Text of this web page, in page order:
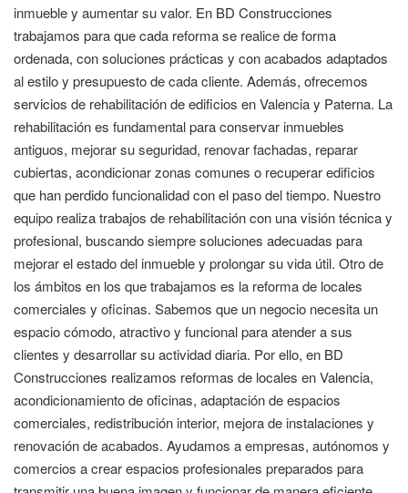
inmueble y aumentar su valor. En BD Construcciones
trabajamos para que cada reforma se realice de forma
ordenada, con soluciones prácticas y con acabados adaptados
al estilo y presupuesto de cada cliente. Además, ofrecemos
servicios de rehabilitación de edificios en Valencia y Paterna. La
rehabilitación es fundamental para conservar inmuebles
antiguos, mejorar su seguridad, renovar fachadas, reparar
cubiertas, acondicionar zonas comunes o recuperar edificios
que han perdido funcionalidad con el paso del tiempo. Nuestro
equipo realiza trabajos de rehabilitación con una visión técnica y
profesional, buscando siempre soluciones adecuadas para
mejorar el estado del inmueble y prolongar su vida útil. Otro de
los ámbitos en los que trabajamos es la reforma de locales
comerciales y oficinas. Sabemos que un negocio necesita un
espacio cómodo, atractivo y funcional para atender a sus
clientes y desarrollar su actividad diaria. Por ello, en BD
Construcciones realizamos reformas de locales en Valencia,
acondicionamiento de oficinas, adaptación de espacios
comerciales, redistribución interior, mejora de instalaciones y
renovación de acabados. Ayudamos a empresas, autónomos y
comercios a crear espacios profesionales preparados para